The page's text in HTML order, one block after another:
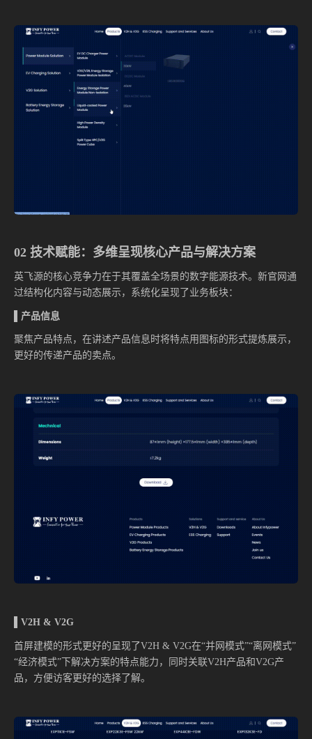
02 技术赋能：多维呈现核心产品与解决方案
英飞源的核心竞争力在于其覆盖全场景的数字能源技术。新官网通
过结构化内容与动态展示，系统化呈现了业务板块：
▌产品信息
聚焦产品特点，在讲述产品信息时将特点用图标的形式提炼展示，
更好的传递产品的卖点。
▌V2H & V2G
首屏建模的形式更好的呈现了V2H & V2G在“并网模式”“离网模式”
“经济模式”下解决方案的特点能力，同时关联V2H产品和V2G产
品，方便访客更好的选择了解。